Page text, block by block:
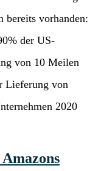
bereits vorhanden:
der US-
von 10 Meilen
Lieferung von
2020